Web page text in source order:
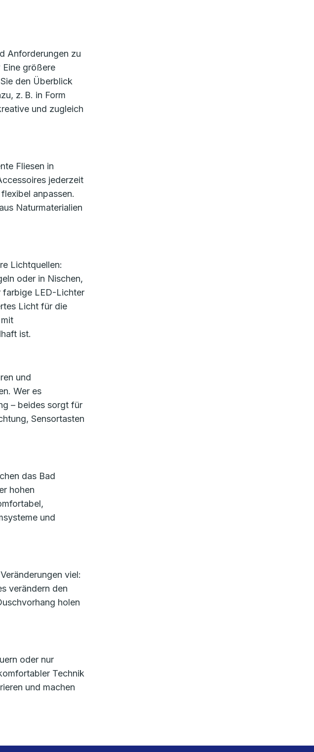
Anforderungen zu
Eine größere
den Überblick
z. B. in Form
und zugleich
Fliesen in
jederzeit
anpassen.
Naturmaterialien
Lichtquellen:
oder in Nischen,
farbige LED-Lichter
Licht für die
ist.
und
Wer es
– beides sorgt für
Sensortasten
das Bad
hohen
und
viel:
verändern den
holen
oder nur
Technik
und machen